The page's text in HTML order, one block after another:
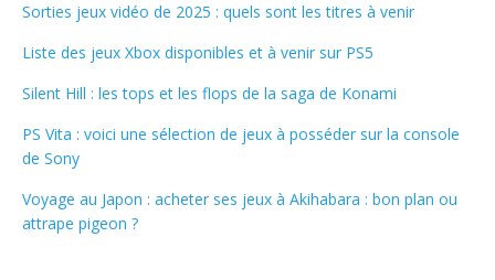
Sorties jeux vidéo de 2025 : quels sont les titres à venir
Liste des jeux Xbox disponibles et à venir sur PS5
Silent Hill : les tops et les flops de la saga de Konami
PS Vita : voici une sélection de jeux à posséder sur la console
de Sony
Voyage au Japon : acheter ses jeux à Akihabara : bon plan ou
attrape pigeon ?